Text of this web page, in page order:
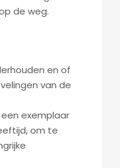
de weg.
en of
van de
exemplaar
om te